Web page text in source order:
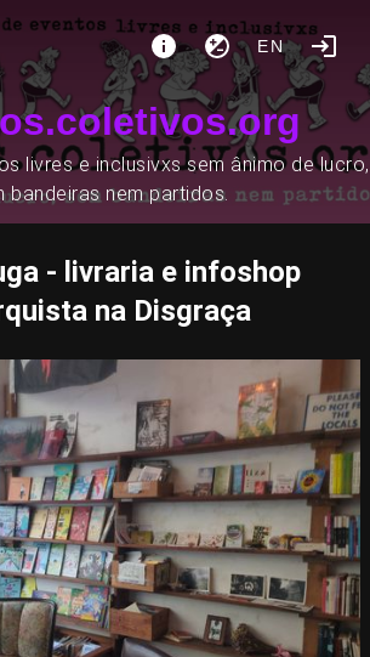
EN
livres e inclusivxs sem ânimo de lucro,
bandeiras nem partidos.
- livraria e infoshop
na Disgraça